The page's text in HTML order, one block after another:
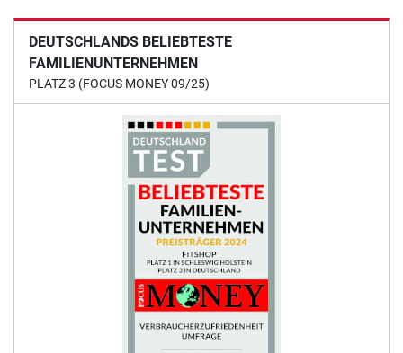
DEUTSCHLANDS BELIEBTESTE
FAMILIENUNTERNEHMEN
PLATZ 3 (FOCUS MONEY 09/25)